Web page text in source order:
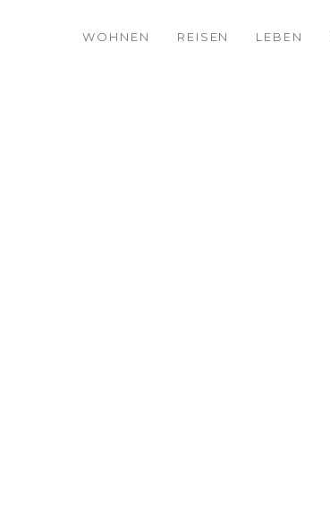
WOHNEN REISEN LEBEN